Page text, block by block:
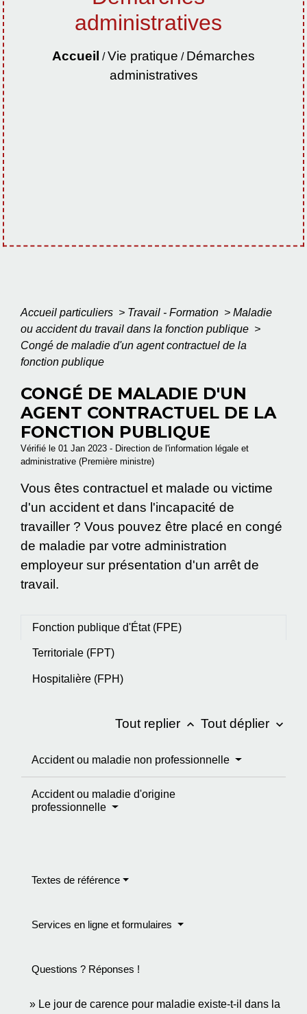
administratives
Accueil /Vie pratique / Démarches
administratives
Accueil particuliers > Travail - Formation > Maladie
ou accident du travail dans la fonction publique >
Congé de maladie d'un agent contractuel de la
fonction publique
CONGÉ DE MALADIE D'UN
AGENT CONTRACTUEL DE LA
FONCTION PUBLIQUE
Vérifié le 01 Jan 2023 - Direction de l'information légale et
administrative (Première ministre)
Vous êtes contractuel et malade ou victime
d'un accident et dans l'incapacité de
travailler ? Vous pouvez être placé en congé
de maladie par votre administration
employeur sur présentation d'un arrêt de
travail.
Fonction publique d'État (FPE)
Territoriale (FPT)
Hospitalière (FPH)
Tout replier keyboard_arrow_up Tout déplier keyboard_arrow_down
Accident ou maladie non professionnelle
Accident ou maladie d'origine
professionnelle
Textes de référence
Services en ligne et formulaires
Questions ? Réponses !
Le jour de carence pour maladie existe-t-il dans la